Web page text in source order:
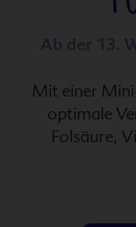
Ab der 13.
Mit einer
optimale
Folsäure,